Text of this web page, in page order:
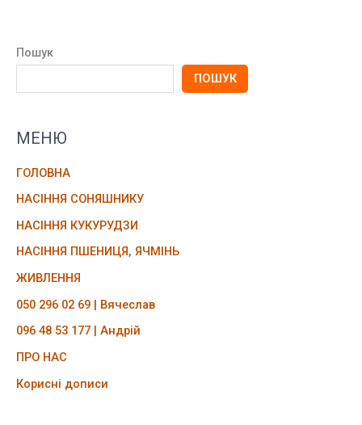
Пошук
ПОШУК
МЕНЮ
ГОЛОВНА
НАСІННЯ СОНЯШНИКУ
НАСІННЯ КУКУРУДЗИ
НАСІННЯ ПШЕНИЦЯ, ЯЧМІНЬ
ЖИВЛЕННЯ
050 296 02 69 | Вячеслав
096 48 53 177 | Андрій
ПРО НАС
Корисні дописи